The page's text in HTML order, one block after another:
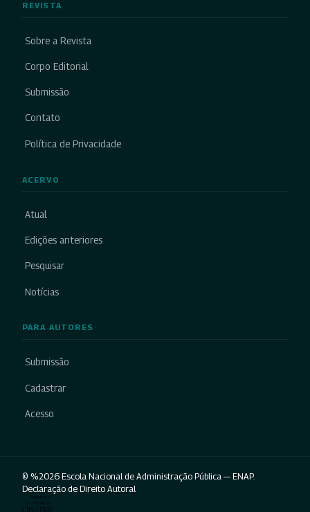
REVISTA
Sobre a Revista
Corpo Editorial
Submissão
Contato
Política de Privacidade
ACERVO
Atual
Edições anteriores
Pesquisar
Notícias
PARA AUTORES
Submissão
Cadastrar
Acesso
© %2026 Escola Nacional de Administração Pública — ENAP.
Declaração de Direito Autoral